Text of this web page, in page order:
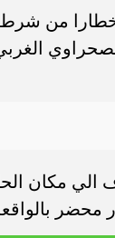
من
محضر